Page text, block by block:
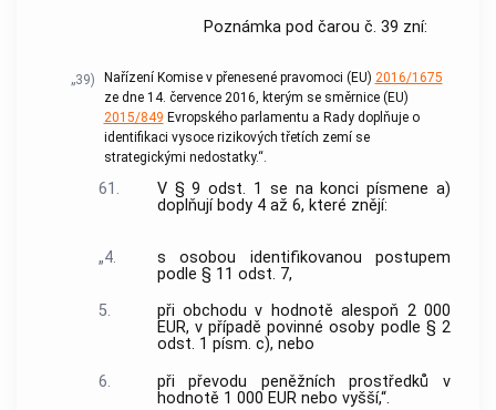
Poznámka pod čarou č. 39 zní:
„39) Nařízení Komise v přenesené pravomoci (EU) 2016/1675
ze dne 14. července 2016, kterým se směrnice (EU)
2015/849 Evropského parlamentu a Rady doplňuje o
identifikaci vysoce rizikových třetích zemí se
strategickými nedostatky.“.
61.
V § 9 odst. 1 se na konci písmene a)
doplňují body 4 až 6, které znějí:
„4.
s osobou identifikovanou postupem
podle § 11 odst. 7,
5.
při obchodu v hodnotě alespoň 2 000
EUR, v případě povinné osoby podle § 2
odst. 1 písm. c), nebo
6.
při převodu peněžních prostředků v
hodnotě 1 000 EUR nebo vyšší,“.